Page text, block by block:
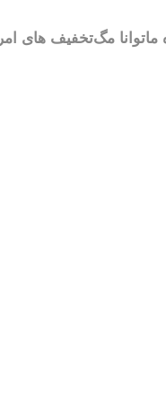
ماتوانا مگتخفیف های